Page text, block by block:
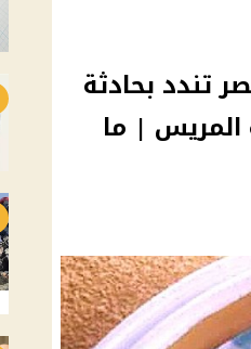
تندد بحادثة
| ما